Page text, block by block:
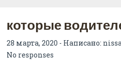
которые
28 марта, 2020 - Написано:
No responses